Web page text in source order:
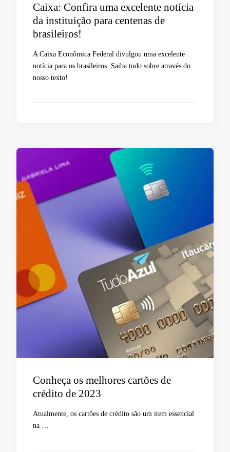
Caixa: Confira uma excelente notícia
da instituição para centenas de
brasileiros!
A Caixa Econômica Federal divulgou uma excelente
notícia para os brasileiros. Saiba tudo sobre através do
nosso texto!
Conheça os melhores cartões de
crédito de 2023
Atualmente, os cartões de crédito são um item essencial
na …